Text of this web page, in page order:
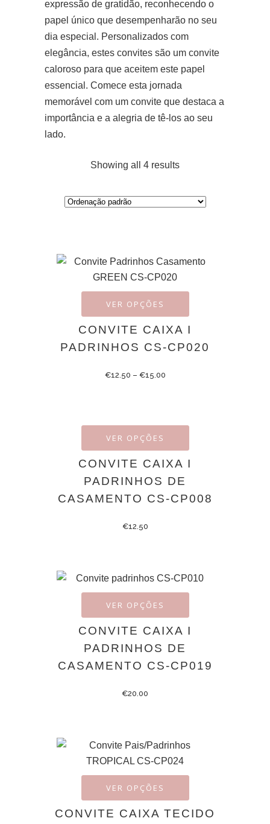
expressão de gratidão, reconhecendo o
papel único que desempenharão no seu
dia especial. Personalizados com
elegância, estes convites são um convite
caloroso para que aceitem este papel
essencial. Comece esta jornada
memorável com um convite que destaca a
importância e a alegria de tê-los ao seu
lado.
Showing all 4 results
VER OPÇÕES
CONVITE CAIXA I
PADRINHOS CS-CP020
€12.50 – €15.00
VER OPÇÕES
CONVITE CAIXA I
PADRINHOS DE
CASAMENTO CS-CP008
€12.50
VER OPÇÕES
CONVITE CAIXA I
PADRINHOS DE
CASAMENTO CS-CP019
€20.00
VER OPÇÕES
CONVITE CAIXA TECIDO